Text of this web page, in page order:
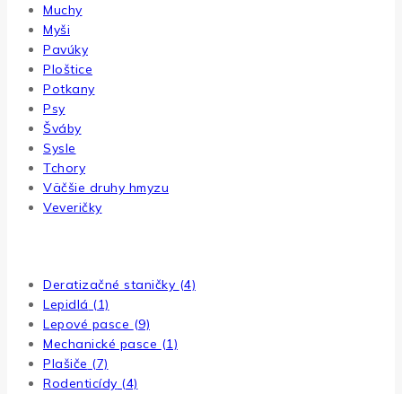
Muchy
Myši
Pavúky
Ploštice
Potkany
Psy
Šváby
Sysle
Tchory
Väčšie druhy hmyzu
Veveričky
Deratizačné staničky (4)
Lepidlá (1)
Lepové pasce (9)
Mechanické pasce (1)
Plašiče (7)
Rodenticídy (4)